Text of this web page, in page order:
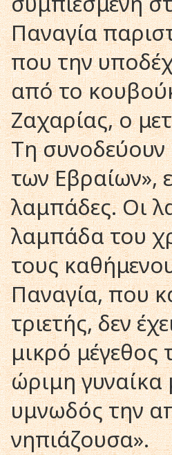
Παναγία
που την
από το
Zαχαρίας, ο
Tη συνοδεύουν
των Eβραίων»,
λαμπάδες. Oι
λαμπάδα του
τους
Παναγία, που
τριετής, δεν
μικρό μέγεθος
ώριμη
υμνωδός την
νηπιάζουσα».